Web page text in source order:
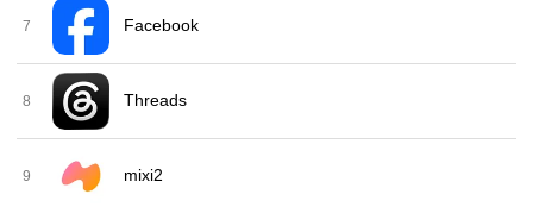
7 Facebook
8 Threads
9 mixi2